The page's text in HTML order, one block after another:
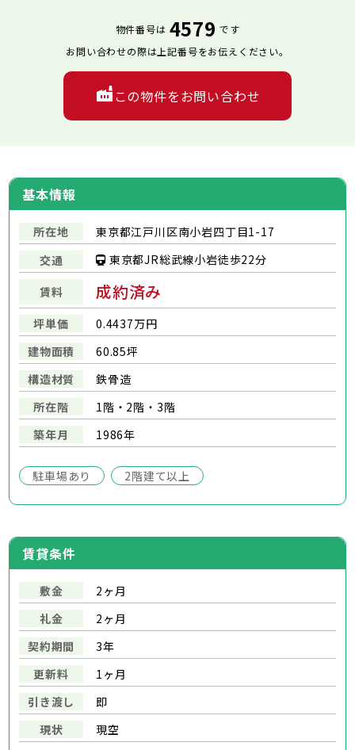
基本情報
所在地
東京都江戸川区南小岩四丁目1-17
交通
東京都JR総武線小岩徒歩22分
賃料 成約済み
坪単価
0.4437万円
建物面積
60.85坪
構造材質
鉄骨造
所在階
1階・2階・3階
築年月
1986年
駐車場あり 2階建て以上
物件番号は 4579 です
お問い合わせの際は上記番号をお伝えください。
この物件をお問い合わせ
賃貸条件
敷金
2ヶ月
礼金
2ヶ月
契約期間
3年
更新料
1ヶ月
引き渡し
即
現状
現空